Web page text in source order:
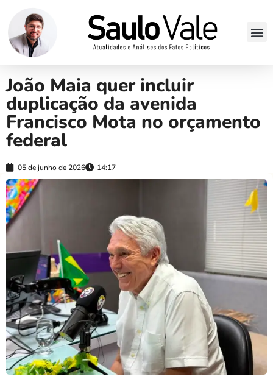
João Maia quer incluir
duplicação da avenida
Francisco Mota no orçamento
federal
05 de junho de 2026 14:17